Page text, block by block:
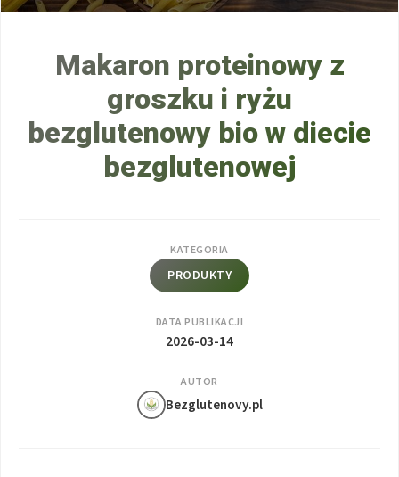
Makaron proteinowy z
groszku i ryżu
bezglutenowy bio w diecie
bezglutenowej
KATEGORIA
PRODUKTY
DATA PUBLIKACJI
2026-03-14
AUTOR
Bezglutenovy.pl